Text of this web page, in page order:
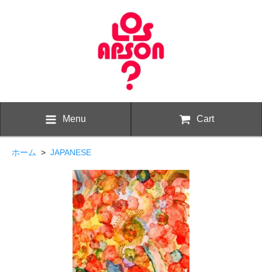
Menu Cart
ホーム > JAPANESE